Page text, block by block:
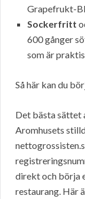
Grapefrukt-
Sockerfritt
600 gånger
som är
Så här kan du
Det bästa sättet
Aromhusets
direkt och börja
restaurang. Här